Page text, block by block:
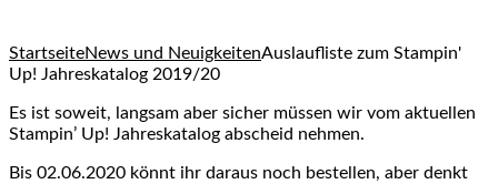
StartseiteNews und NeuigkeitenAuslaufliste zum Stampin'
Up! Jahreskatalog 2019/20
Es ist soweit, langsam aber sicher müssen wir vom aktuellen
Stampin’ Up! Jahreskatalog abscheid nehmen.
Bis 02.06.2020 könnt ihr daraus noch bestellen, aber denkt